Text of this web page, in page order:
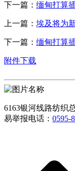
下一篇： 缅甸打算
上一篇： 埃及将为
下一篇： 缅甸打算
附件下载
6163银河线路纺织
易举报电话： 0595-